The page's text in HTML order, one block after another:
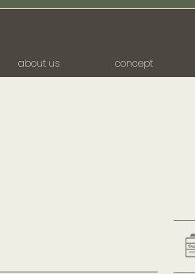
about us concept